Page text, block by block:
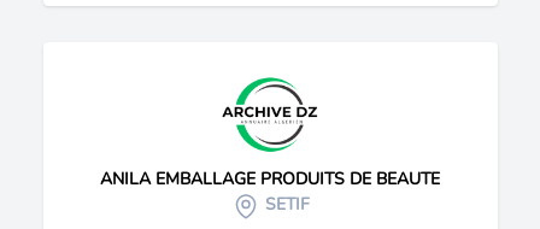
ANILA EMBALLAGE PRODUITS DE BEAUTE
SETIF